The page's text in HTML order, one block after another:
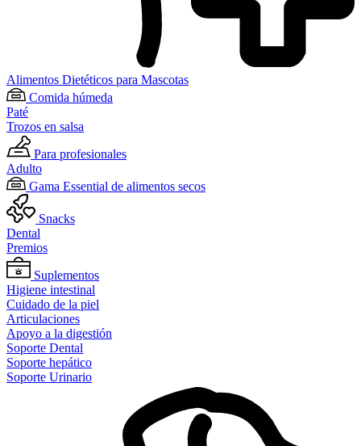
Alimentos Dietéticos para Mascotas
Comida húmeda
Paté
Trozos en salsa
Para profesionales
Adulto
Gama Essential de alimentos secos
Snacks
Dental
Premios
Suplementos
Higiene intestinal
Cuidado de la piel
Articulaciones
Apoyo a la digestión
Soporte Dental
Soporte hepático
Soporte Urinario